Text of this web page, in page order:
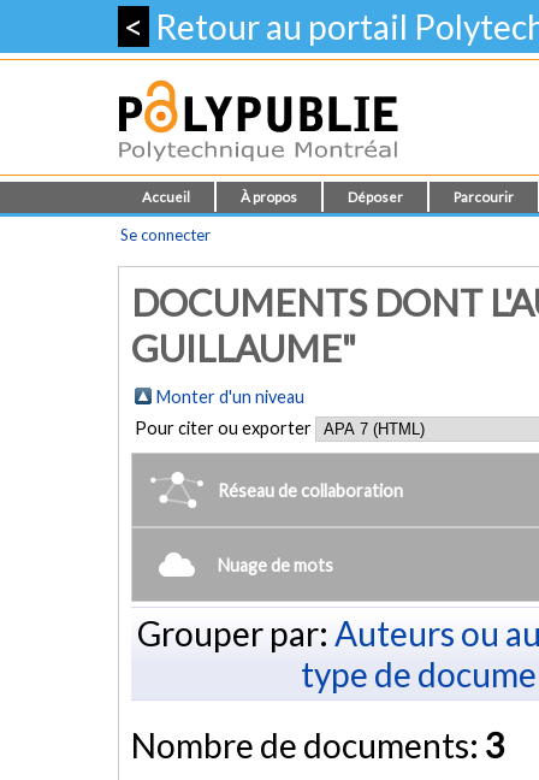
< Retour au portail
Accueil À propos Déposer Parcourir
Se connecter
DOCUMENTS DONT
GUILLAUME"
Monter d'un niveau
Pour citer ou exporter
Réseau de collaboration
Nuage de mots
Grouper par: Auteurs ou
type de
Nombre de documents: 3